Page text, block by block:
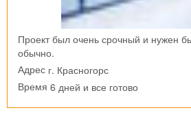
Проект был очень срочный и нужен
обычно.
Адрес г. Красногорс
Время 6 дней и все готово